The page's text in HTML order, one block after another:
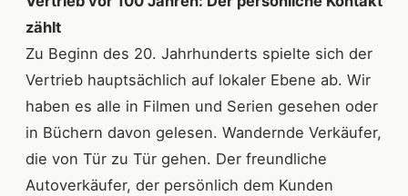
zählt
Zu Beginn des 20. Jahrhunderts spielte sich der
Vertrieb hauptsächlich auf lokaler Ebene ab. Wir
haben es alle in Filmen und Serien gesehen oder
in Büchern davon gelesen. Wandernde Verkäufer,
die von Tür zu Tür gehen. Der freundliche
Autoverkäufer, der persönlich dem Kunden